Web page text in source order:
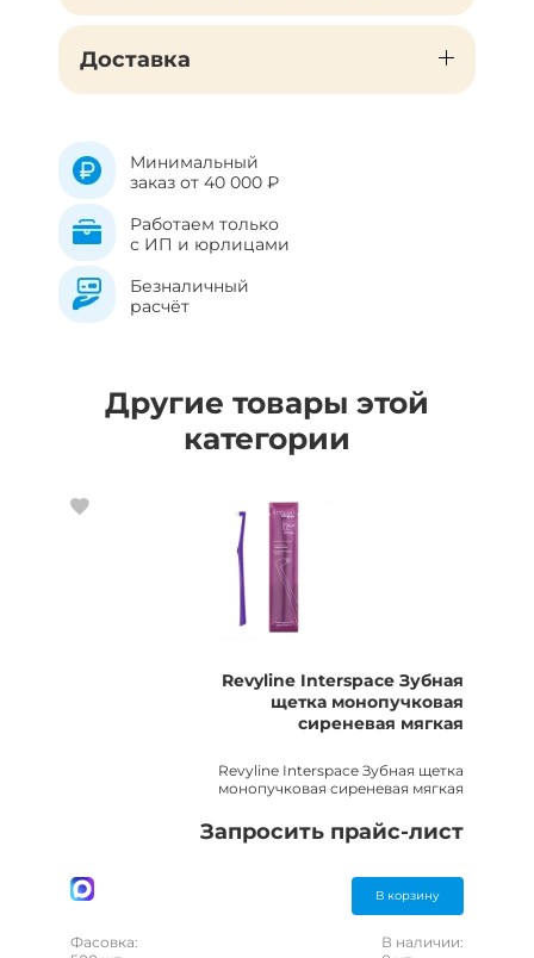
Доставка
Минимальный
заказ от 40 000 ₽
Работаем только
с ИП и юрлицами
Безналичный
расчёт
Другие товары этой
категории
Revyline Interspace Зубная
щетка монопучковая
сиреневая мягкая
Revyline Interspace Зубная щетка
монопучковая сиреневая мягкая
Запросить прайс-лист
В корзину
Фасовка:
В наличии: